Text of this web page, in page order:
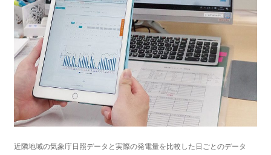
近隣地域の気象庁日照データと実際の発電量を比較した日ごとのデータ